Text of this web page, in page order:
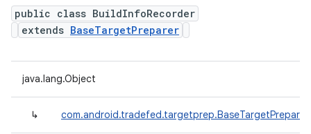
public class BuildInfoRecorder
extends BaseTargetPreparer
java.lang.Object
↳ com.android.tradefed.targetprep.BaseTargetPreparer